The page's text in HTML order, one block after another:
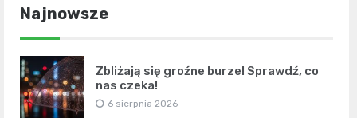
Najnowsze
Zbliżają się groźne burze! Sprawdź, co
nas czeka!
6 sierpnia 2026